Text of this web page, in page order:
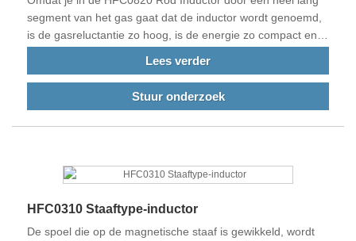
segment van het gas gaat dat de inductor wordt genoemd,
is de gasreluctantie zo hoog, is de energie zo compact en
Lees verder
Stuur onderzoek
HFC0310 Staaftype-inductor
De spoel die op de magnetische staaf is gewikkeld, wordt